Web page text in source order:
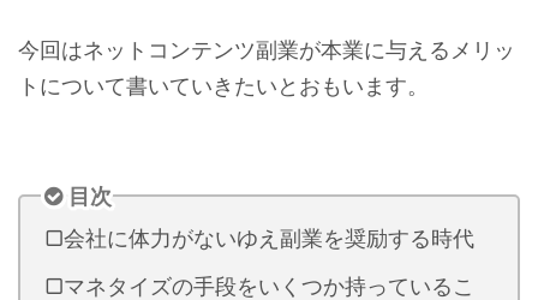
今回はネットコンテンツ副業が本業に与えるメリッ
トについて書いていきたいとおもいます。
目次
▢会社に体力がないゆえ副業を奨励する時代
▢マネタイズの手段をいくつか持っているこ